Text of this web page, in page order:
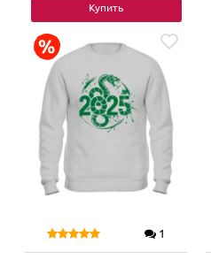
Купить
1